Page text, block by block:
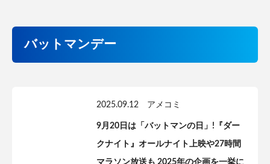
バットマンデー
2025.09.12 アメコミ
9月20日は「バットマンの日」!『ダー
クナイト』オールナイト上映や27時間
マラソン放送も 2025年の企画を一挙に